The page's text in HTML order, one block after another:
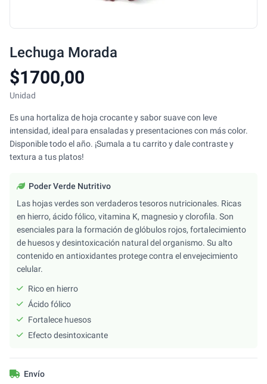
Lechuga Morada
$1700,00
Unidad
Es una hortaliza de hoja crocante y sabor suave con leve
intensidad, ideal para ensaladas y presentaciones con más color.
Disponible todo el año. ¡Sumala a tu carrito y dale contraste y
textura a tus platos!
Poder Verde Nutritivo
Las hojas verdes son verdaderos tesoros nutricionales. Ricas
en hierro, ácido fólico, vitamina K, magnesio y clorofila. Son
esenciales para la formación de glóbulos rojos, fortalecimiento
de huesos y desintoxicación natural del organismo. Su alto
contenido en antioxidantes protege contra el envejecimiento
celular.
Rico en hierro
Ácido fólico
Fortalece huesos
Efecto desintoxicante
Envío